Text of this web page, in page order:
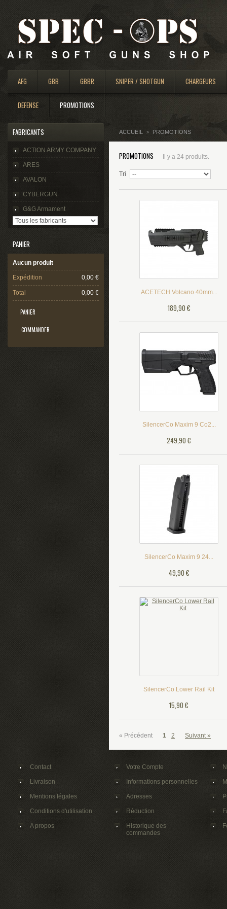
AEG GBB GBBR SNIPER / SHOTGUN CHARGEURS
DEFENSE PROMOTIONS
FABRICANTS
ACTION ARMY COMPANY
ARES
AVALON
CYBERGUN
G&G Armament
PANIER
Aucun produit
Expédition 0,00 €
Total 0,00 €
PANIER
COMMANDER
ACCUEIL > PROMOTIONS
PROMOTIONS Il y a 24 produits.
Tri
ACETECH Volcano 40mm...
189,90 €
SilencerCo Maxim 9 Co2...
249,90 €
SilencerCo Maxim 9 24...
49,90 €
SilencerCo Lower Rail Kit
15,90 €
« Précédent 1 2 Suivant »
Contact
Livraison
Mentions légales
Conditions d'utilisation
A propos
Votre Compte
Informations personnelles
Adresses
Réduction
Historique des
commandes